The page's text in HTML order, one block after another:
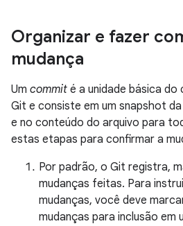
Organizar e fazer
mudança
Um commit é a unidade básica
Git e consiste em um snapshot
e no conteúdo do arquivo para
estas etapas para confirmar a
Por padrão, o Git registra,
mudanças feitas. Para
mudanças, você deve
mudanças para inclusão em